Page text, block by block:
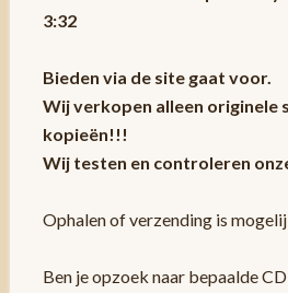
3:32
Bieden via de site gaat voor.
Wij verkopen alleen originele
kopieën!!!
Wij testen en controleren
Ophalen of verzending is
Ben je opzoek naar bepaalde